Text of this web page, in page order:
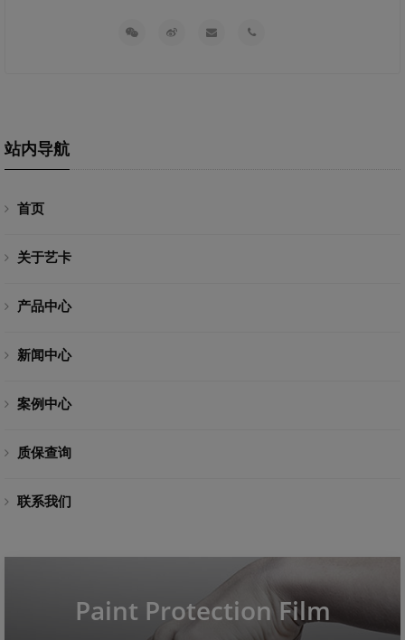
站内导航
首页
关于艺卡
产品中心
新闻中心
案例中心
质保查询
联系我们
Paint Protection Film